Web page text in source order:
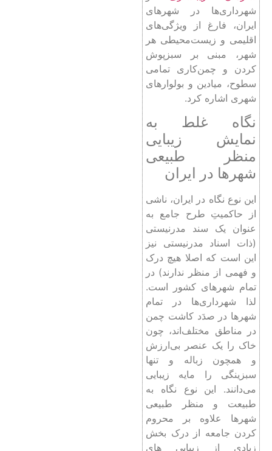
شهرداری‌ها در شهرهای
ایران، فارغ از ویژگی‌های
اقلیمی و زیست‌محیطی هر
شهر، مبنی بر سبزپوش
کردن و چمن‌کاری تمامی
سطوح، میادین و بولوارهای
شهری اشاره کرد.
نگاه غلط به
نمایش زیبایی
منظر طبیعی
شهرها در ایران
این نوع نگاه در ایران، ناشی
از حاکمیتِ طرح جامع به
عنوان یک سند مدرنیستی
(ذات اسناد مدرنیستی نیز
این است که اصلا هیچ درک
و فهمی از منظر ندارند) در
تمام شهرهای کشور است.
لذا شهرداری‌ها‌ در تمام
شهرها در صدَد کاشت چمن
در مناطق مختلف‌اند، چون
خاک را یک عنصر بی‌ارزش
و همچون زباله و تنها
سبزینگی را مایه زیبایی
می‌دانند. این نوع نگاه به
طبیعت و منظر طبیعی
شهرها علاوه بر محروم
کردن جامعه از درک بخش
زیادی از زیبایی‌ های